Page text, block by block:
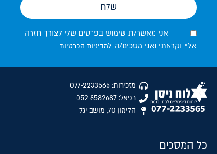
אני מאשר/ת שימוש בפרטים שלי לצורך חזרה
אליי וקראתי ואני מסכים/ה למדיניות הפרטיות
שלח
מזכירות: 077-2233565
רפאל: 052-8582687
הלימון 70, מושב יגל
כל המסכים